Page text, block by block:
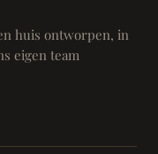
huis ontworpen, in
eigen team